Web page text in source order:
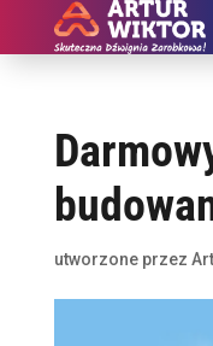
utworzone przez